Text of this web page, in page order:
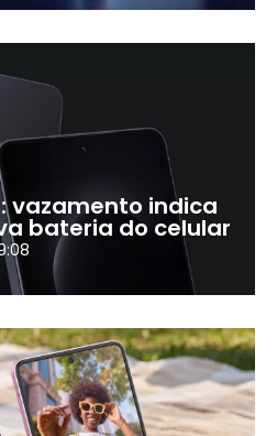
vazamento indica
bateria do celular